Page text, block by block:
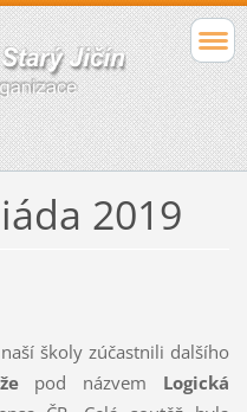
2019
školy zúčastnili dalšího
pod názvem Logická